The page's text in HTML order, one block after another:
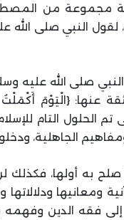
مجموعة من
لقول النبي صلى الله
صلى الله عليه
عنها: {الْيَوْمَ
الإسْلامَ دِينًا} [المائدة: 3]، حتى
الجاهلية،
صلح به أولها،
ومعانيها
إلى فقه الدين وفهمه